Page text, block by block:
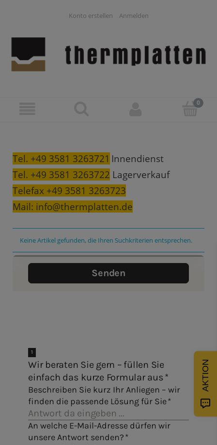
Konto erstellen Anmelden
Tel. +49 3581 3263721 Innendienst
Tel. +49 3581 3263722 Lagerverkauf
Telefax +49 3581 3263723
Mail: info@thermplatten.de
Keine Artikel gefunden, die Ihren Suchkriterien entsprechen.
AKTION